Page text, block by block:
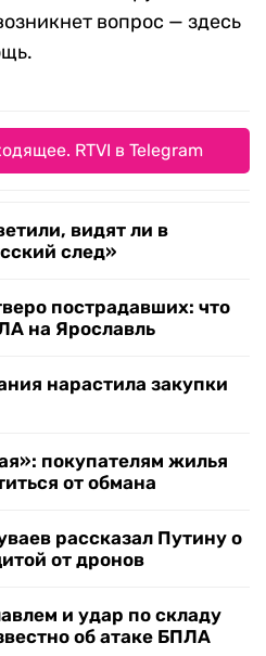
вопрос — здесь
RTVI в Telegram
видят ли в
след»
пострадавших: что
на Ярославль
нарастила закупки
покупателям жилья
от обмана
рассказал Путину о
от дронов
и удар по складу
об атаке БПЛА